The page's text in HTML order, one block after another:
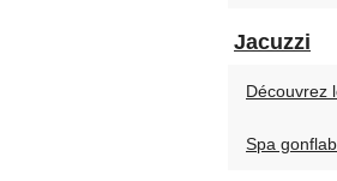
Jacuzzi
Découvrez
Spa